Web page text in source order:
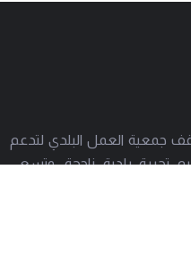
سلطة بلدية تقف جمعية العمل البلدي لتدعم
تجربة بلدية ناجحة. وتسعى